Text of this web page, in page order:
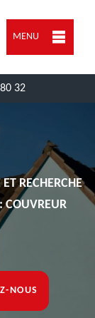
MENU
32
RECHERCHE
COUVREUR
NOUS